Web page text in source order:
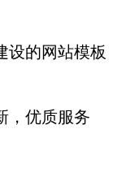
设的网站模板
，优质服务